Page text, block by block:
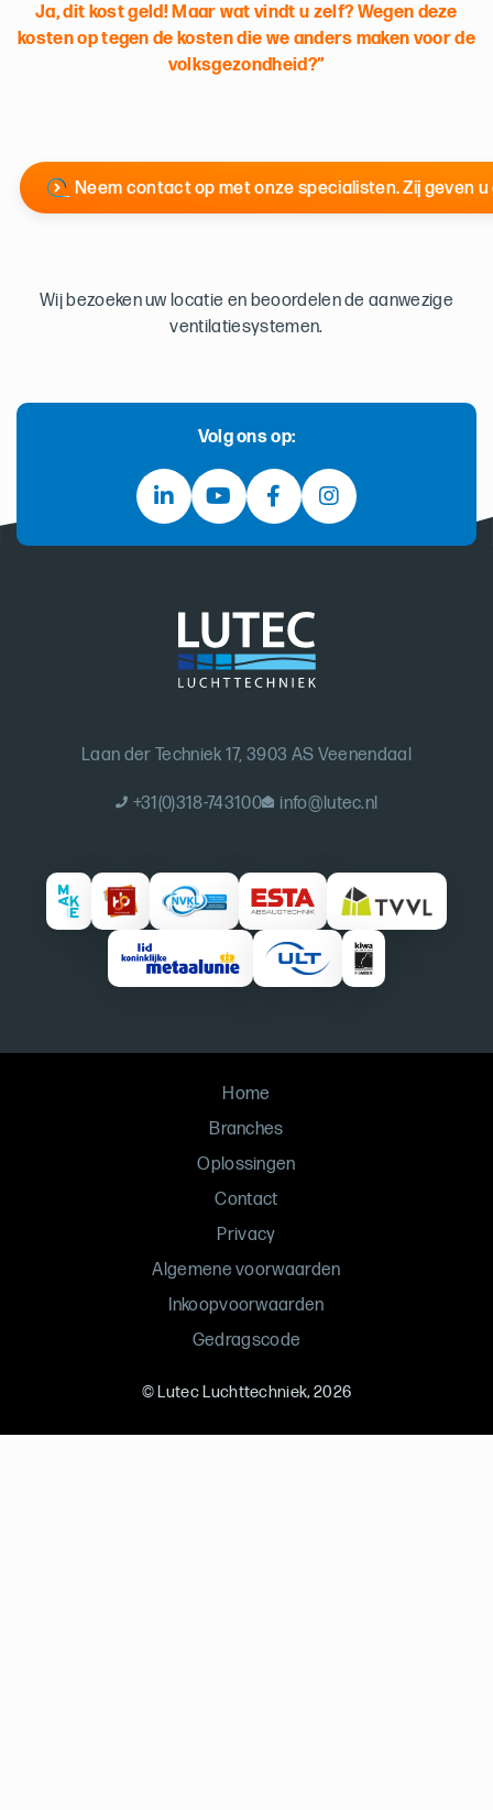
Ja, dit kost geld! Maar wat vindt u zelf? Wegen deze
kosten op tegen de kosten die we anders maken voor de
volksgezondheid?”
Neem contact op met onze specialisten. Zij geven
Wij bezoeken uw locatie en beoordelen de aanwezige
ventilatiesystemen.
Volg ons op:
Laan der Techniek 17, 3903 AS Veenendaal
+31(0)318-743100 info@lutec.nl
Home
Branches
Oplossingen
Contact
Privacy
Algemene voorwaarden
Inkoopvoorwaarden
Gedragscode
© Lutec Luchttechniek, 2026